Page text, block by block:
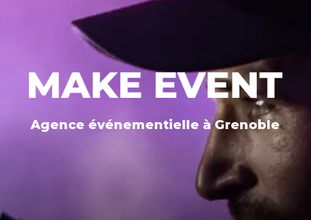
Agence événementielle à Grenoble